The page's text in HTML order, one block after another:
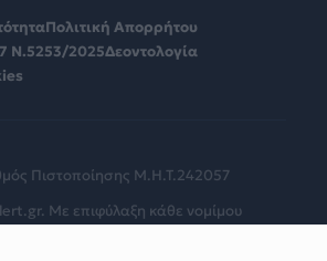
Πολιτική Απορρήτου
Ν.5253/2025Δεοντολογία
Πιστοποίησης Μ.Η.Τ.242057
Με επιφύλαξη κάθε νομίμου